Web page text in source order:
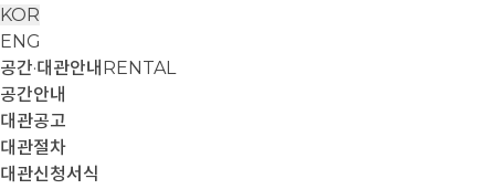
KOR
ENG
공간·대관안내 RENTAL
공간안내
대관공고
대관절차
대관신청서식